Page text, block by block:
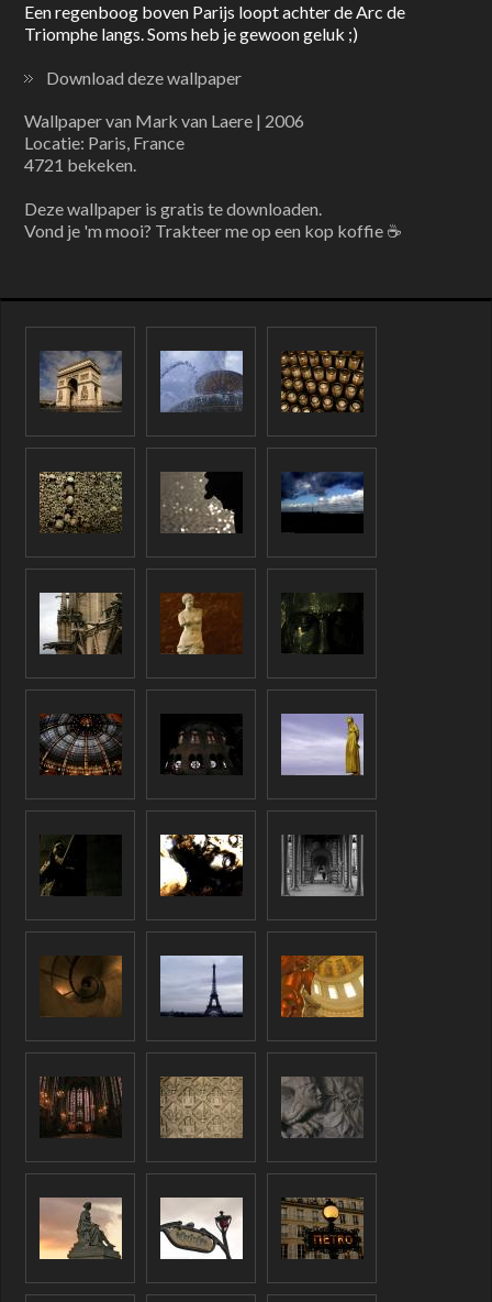
Een regenboog boven Parijs loopt achter de Arc de
Triomphe langs. Soms heb je gewoon geluk ;)
Download deze wallpaper
Wallpaper van Mark van Laere | 2006
Locatie: Paris, France
4721 bekeken.
Deze wallpaper is gratis te downloaden.
Vond je 'm mooi? Trakteer me op een kop koffie ☕